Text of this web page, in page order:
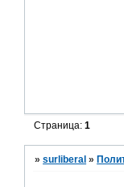
Страница:1
»surliberal »